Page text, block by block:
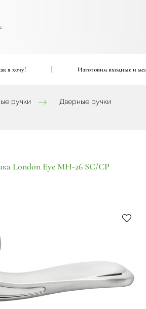
хочу! Изготовим входные и
ручки
Дверные ручки
London Eye MH-26 SС/CP